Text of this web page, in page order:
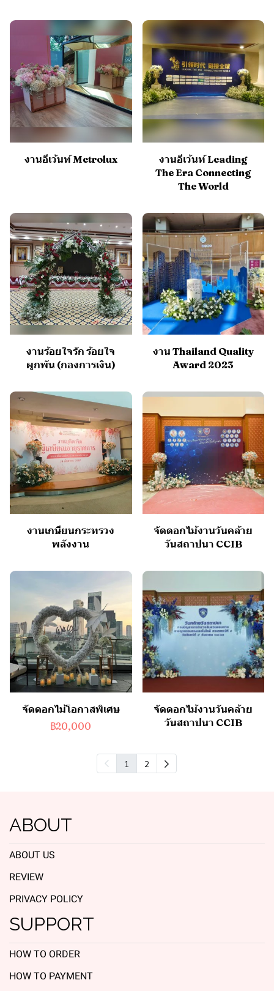
งานอีเว้นท์ Metrolux
งานอีเว้นท์ Leading
The Era Connecting
The World
งานร้อยใจรัก ร้อยใจ
ผูกพัน (กองการเงิน)
งาน Thailand Quality
Award 2023
งานเกษียนกระทรวง
พลังงาน
จัดดอกไม้งานวันคล้าย
วันสถาปนา CCIB
จัดดอกไม้โอกาสพิเศษ
฿20,000
จัดดอกไม้งานวันคล้าย
วันสถาปนา CCIB
1 2
ABOUT
ABOUT US
REVIEW
PRIVACY POLICY
SUPPORT
HOW TO ORDER
HOW TO PAYMENT